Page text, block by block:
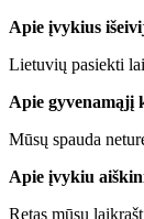
Apie įvykius
Lietuvių pasiekti
Apie gyvenamąjį
Mūsų spauda
Apie įvykiu
Retas mūsų